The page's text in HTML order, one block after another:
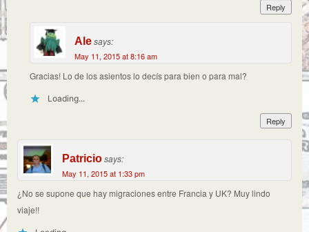
Reply
Alesays:
May 11, 2015 at 8:16 am
Gracias! Lo de los asientos lo decís para bien o para mal?
Loading...
Reply
Patriciosays:
May 11, 2015 at 1:33 pm
¿No se supone que hay migraciones entre Francia y UK? Muy lindo
viaje!!